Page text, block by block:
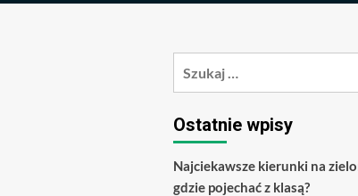
Ostatnie wpisy
Najciekawsze kierunki na
gdzie pojechać z klasą?